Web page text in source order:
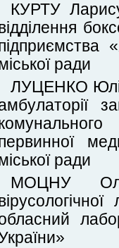
КУРТУ
ради
ЛУЦЕНКО
ради
МОЦНУ